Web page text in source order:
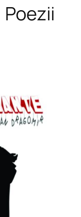
Poezii